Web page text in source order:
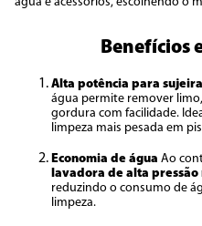
Benefícios
Alta potência para
água permite remover
gordura com facilidade.
limpeza mais pesada em
Economia de água Ao
lavadora de alta pressão
reduzindo o consumo de
limpeza.